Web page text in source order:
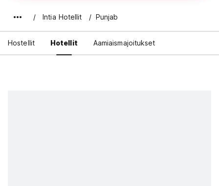
Intia Hotellit Punjab
Hostellit Hotellit Aamiaismajoitukset